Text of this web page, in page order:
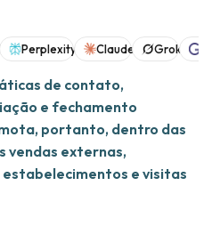
Perplexity Claude Grok
de contato,
e fechamento
portanto, dentro das
vendas externas,
e visitas